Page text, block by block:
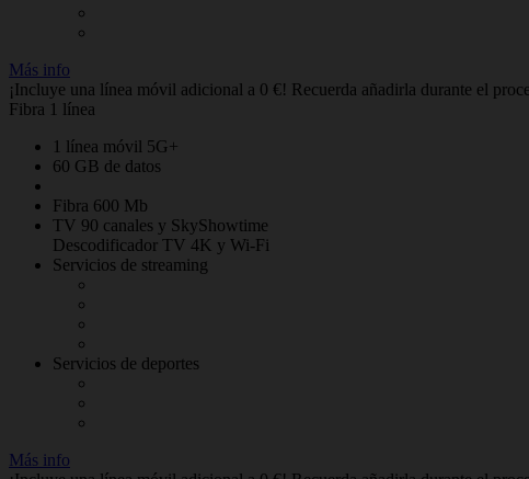
Más info
¡Incluye una línea móvil adicional a 0 €! Recuerda añadirla durante el
Fibra 1 línea
1 línea móvil 5G+
60 GB de datos
Fibra 600 Mb
TV 90 canales y SkyShowtime
Descodificador TV 4K y Wi-Fi
Servicios de streaming
Servicios de deportes
Más info